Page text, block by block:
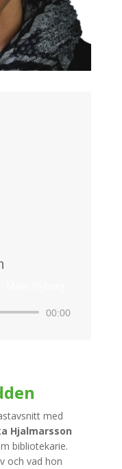
00:00
med
Hjalmarsson
bibliotekarie.
och vad hon